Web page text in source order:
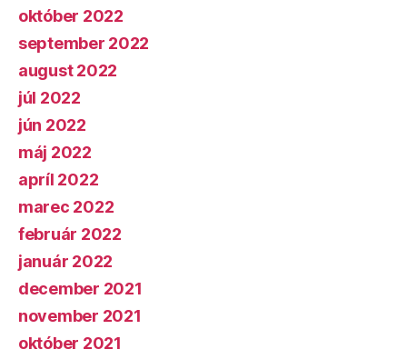
október 2022
september 2022
august 2022
júl 2022
jún 2022
máj 2022
apríl 2022
marec 2022
február 2022
január 2022
december 2021
november 2021
október 2021